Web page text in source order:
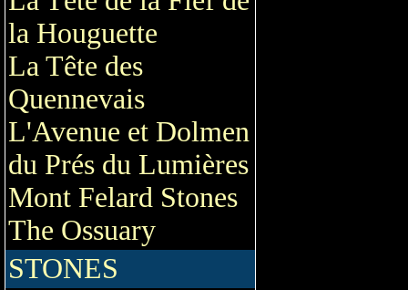
la Houguette
La Tête des
Quennevais
L'Avenue et Dolmen
du Prés du Lumières
Mont Felard Stones
The Ossuary
STONES